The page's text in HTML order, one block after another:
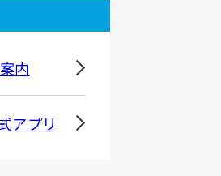
内
アプリ